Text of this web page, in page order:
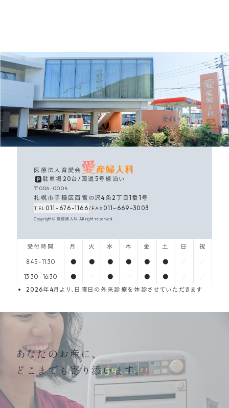
医療法人育愛会
駐車場20台 /国道5号線沿い
〒006-0004
札幌市手稲区西宮の沢4条2丁目1番1号
TEL011-676-1166/FAX011 - 669 -3003
Copyright© 愛産婦人科 All right reserved.
受付時間 月 火 水 木 金 土 日
祝
8:45 - 11:30
● ● ● ● ● ●
13:30 - 16:30 ● ● ● ●
2026年4月より、日曜日の外来診療を休診させていただきます
あなたのお産に、
どこまでも寄り添います。